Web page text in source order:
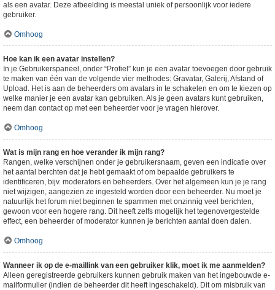
als een avatar. Deze afbeelding is meestal uniek of persoonlijk voor iedere
gebruiker.
Omhoog
Hoe kan ik een avatar instellen?
In je Gebruikerspaneel, onder “Profiel” kun je een avatar toevoegen door gebruik
te maken van één van de volgende vier methodes: Gravatar, Galerij, Afstand of
Upload. Het is aan de beheerders om avatars in te schakelen en om te kiezen op
welke manier je een avatar kan gebruiken. Als je geen avatars kunt gebruiken,
neem dan contact op met een beheerder voor je vragen hierover.
Omhoog
Wat is mijn rang en hoe verander ik mijn rang?
Rangen, welke verschijnen onder je gebruikersnaam, geven een indicatie over
het aantal berchten dat je hebt gemaakt of om bepaalde gebruikers te
identificeren, bijv. moderators en beheerders. Over het algemeen kun je je rang
niet wijzigen, aangezien ze ingesteld worden door een beheerder. Nu moet je
natuurlijk het forum niet beginnen te spammen met onzinnig veel berichten,
gewoon voor een hogere rang. Dit heeft zelfs mogelijk het tegenovergestelde
effect, een beheerder of moderator kunnen je berichten aantal doen dalen.
Omhoog
Wanneer ik op de e-maillink van een gebruiker klik, moet ik me aanmelden?
Alleen geregistreerde gebruikers kunnen gebruik maken van het ingebouwde e-
mailformulier (indien de beheerder dit heeft ingeschakeld). Dit om misbruik van